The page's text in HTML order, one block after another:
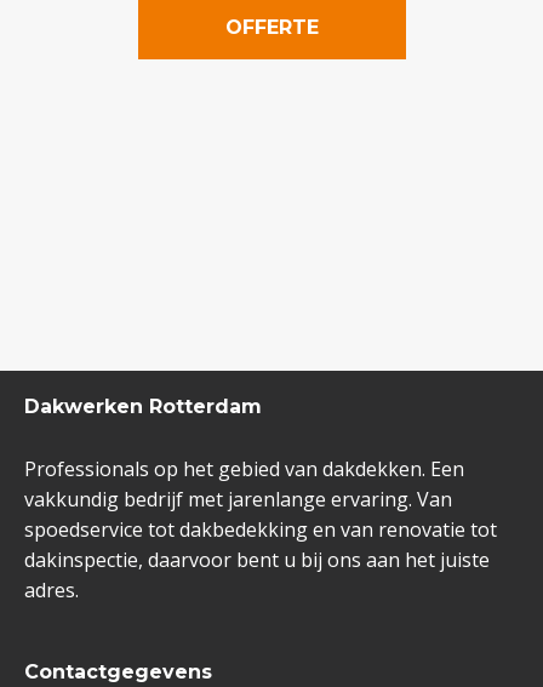
OFFERTE
Dakwerken Rotterdam
Professionals op het gebied van dakdekken. Een
vakkundig bedrijf met jarenlange ervaring. Van
spoedservice tot dakbedekking en van renovatie tot
dakinspectie, daarvoor bent u bij ons aan het juiste
adres.
Contactgegevens